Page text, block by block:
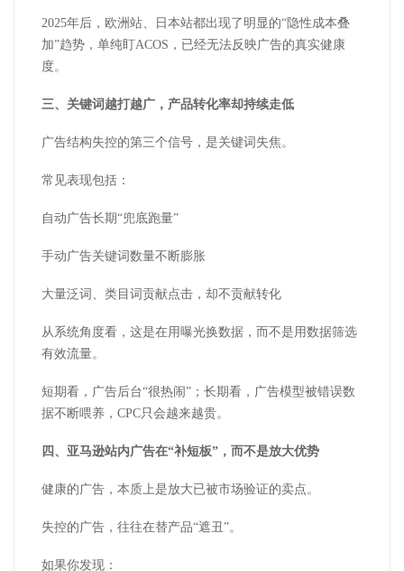
2025年后，欧洲站、日本站都出现了明显的“隐性成本叠
加”趋势，单纯盯ACOS，已经无法反映广告的真实健康
度。
三、关键词越打越广，产品转化率却持续走低
广告结构失控的第三个信号，是关键词失焦。
常见表现包括：
自动广告长期“兜底跑量”
手动广告关键词数量不断膨胀
大量泛词、类目词贡献点击，却不贡献转化
从系统角度看，这是在用曝光换数据，而不是用数据筛选
有效流量。
短期看，广告后台“很热闹”；长期看，广告模型被错误数
据不断喂养，CPC只会越来越贵。
四、亚马逊站内广告在“补短板”，而不是放大优势
健康的广告，本质上是放大已被市场验证的卖点。
失控的广告，往往在替产品“遮丑”。
如果你发现：